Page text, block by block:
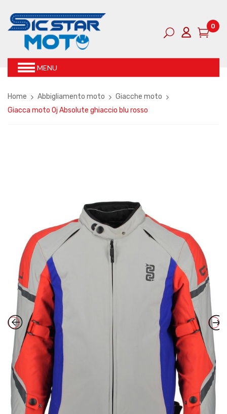
0
MENU
Home Abbigliamento moto
Giacche moto
Giacca moto Oj Absolute ghiaccio blu rosso